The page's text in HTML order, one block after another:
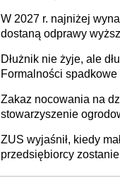
W 2027 r. najniżej
dostaną odprawy
Dłużnik nie żyje, ale
Formalności
zmarłego
Zakaz nocowania na
stowarzyszenie
działki (wypowiedzieć
ZUS wyjaśnił, kiedy
przedsiębiorcy